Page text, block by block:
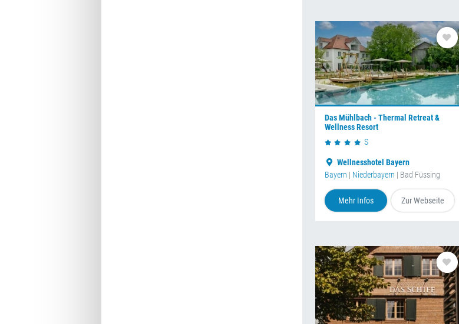
Das Mühlbach - Thermal Retreat &
Wellness Resort
S
Wellnesshotel Bayern
Bayern | Niederbayern | Bad Füssing
Mehr Infos Zur Webseite